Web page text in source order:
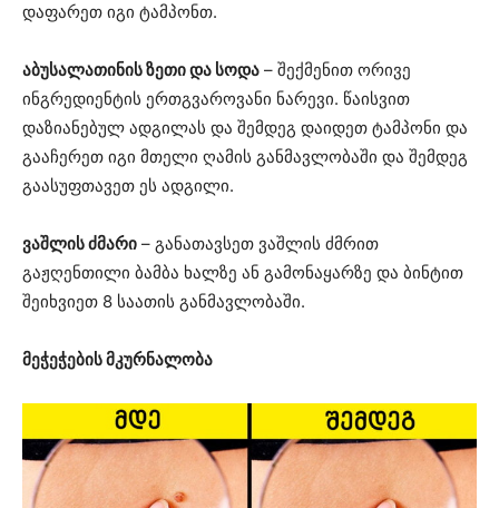
დაფარეთ იგი ტამპონთ.
აბუსალათინის ზეთი და სოდა – შექმენით ორივე
ინგრედიენტის ერთგვაროვანი ნარევი. წაისვით
დაზიანებულ ადგილას და შემდეგ დაიდეთ ტამპონი და
გააჩერეთ იგი მთელი ღამის განმავლობაში და შემდეგ
გაასუფთავეთ ეს ადგილი.
ვაშლის ძმარი – განათავსეთ ვაშლის ძმრით
გაჟღენთილი ბამბა ხალზე ან გამონაყარზე და ბინტით
შეიხვიეთ 8 საათის განმავლობაში.
მეჭეჭების მკურნალობა